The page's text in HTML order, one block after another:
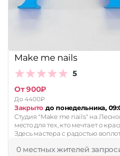
Make me nails
5
От 900₽
До 4400₽
Закрыто до понедельника,
Студия "Make me nails" на
место для тех, кто мечтает о
Здесь мастера с радостью
0 местных жителей